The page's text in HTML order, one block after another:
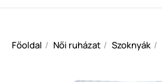
Főoldal Női ruházat Szoknyák